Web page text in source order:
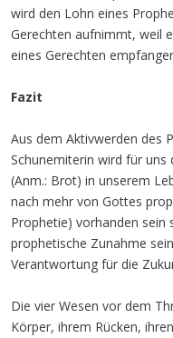
wird den Lohn eines
Gerechten aufnimmt, weil
eines Gerechten
Fazit
Aus dem Aktivwerden des
Schunemiterin wird für
(Anm.: Brot) in unserem
nach mehr von Gottes
Prophetie) vorhanden
prophetische Zunahme
Verantwortung für die
Die vier Wesen vor dem
Körper, ihrem Rücken,